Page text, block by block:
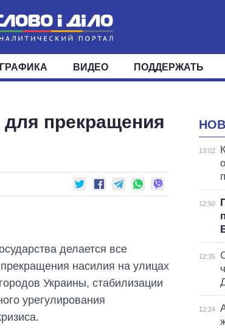
ЭКОНОМИКА ОБЩЕСТВО МИР
КОМИТЕТЫ ФРАКЦИИ ОКРУГА
ВИДЕО ПОДДЕРЖАТЬ
для прекращения
делается все
насилия на улицах
Украины, стабилизации
урегулирования
13:02
12:50
12:35
12:24